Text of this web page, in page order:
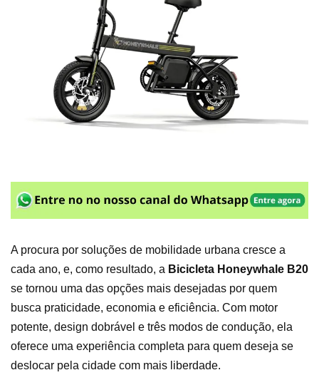
A procura por soluções de mobilidade urbana cresce a
cada ano, e, como resultado, a Bicicleta Honeywhale B20
se tornou uma das opções mais desejadas por quem
busca praticidade, economia e eficiência. Com motor
potente, design dobrável e três modos de condução, ela
oferece uma experiência completa para quem deseja se
deslocar pela cidade com mais liberdade.